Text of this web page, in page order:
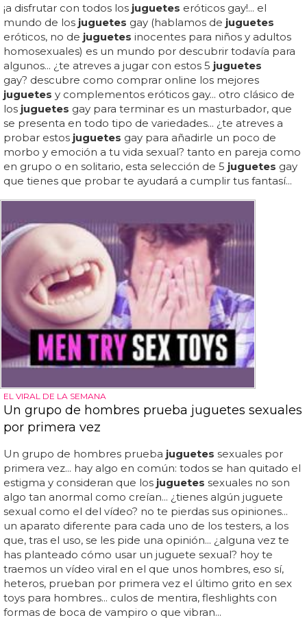
¡a disfrutar con todos los juguetes eróticos gay!... el
mundo de los juguetes gay (hablamos de juguetes
eróticos, no de juguetes inocentes para niños y adultos
homosexuales) es un mundo por descubrir todavía para
algunos... ¿te atreves a jugar con estos 5 juguetes
gay? descubre como comprar online los mejores
juguetes y complementos eróticos gay... otro clásico de
los juguetes gay para terminar es un masturbador, que
se presenta en todo tipo de variedades... ¿te atreves a
probar estos juguetes gay para añadirle un poco de
morbo y emoción a tu vida sexual? tanto en pareja como
en grupo o en solitario, esta selección de 5 juguetes gay
que tienes que probar te ayudará a cumplir tus fantasí...
EL VIRAL DE LA SEMANA
Un grupo de hombres prueba juguetes sexuales
por primera vez
Un grupo de hombres prueba juguetes sexuales por
primera vez... hay algo en común: todos se han quitado el
estigma y consideran que los juguetes sexuales no son
algo tan anormal como creían... ¿tienes algún juguete
sexual como el del vídeo? no te pierdas sus opiniones...
un aparato diferente para cada uno de los testers, a los
que, tras el uso, se les pide una opinión... ¿alguna vez te
has planteado cómo usar un juguete sexual? hoy te
traemos un vídeo viral en el que unos hombres, eso sí,
heteros, prueban por primera vez el último grito en sex
toys para hombres... culos de mentira, fleshlights con
formas de boca de vampiro o que vibran...